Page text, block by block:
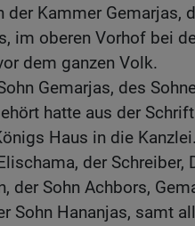
der Kammer Gemarjas,
im oberen Vorhof bei
dem ganzen Volk.
Gemarjas, des
hatte aus der
Haus in die
der Schreiber,
der Sohn Achbors,
Sohn Hananjas, samt